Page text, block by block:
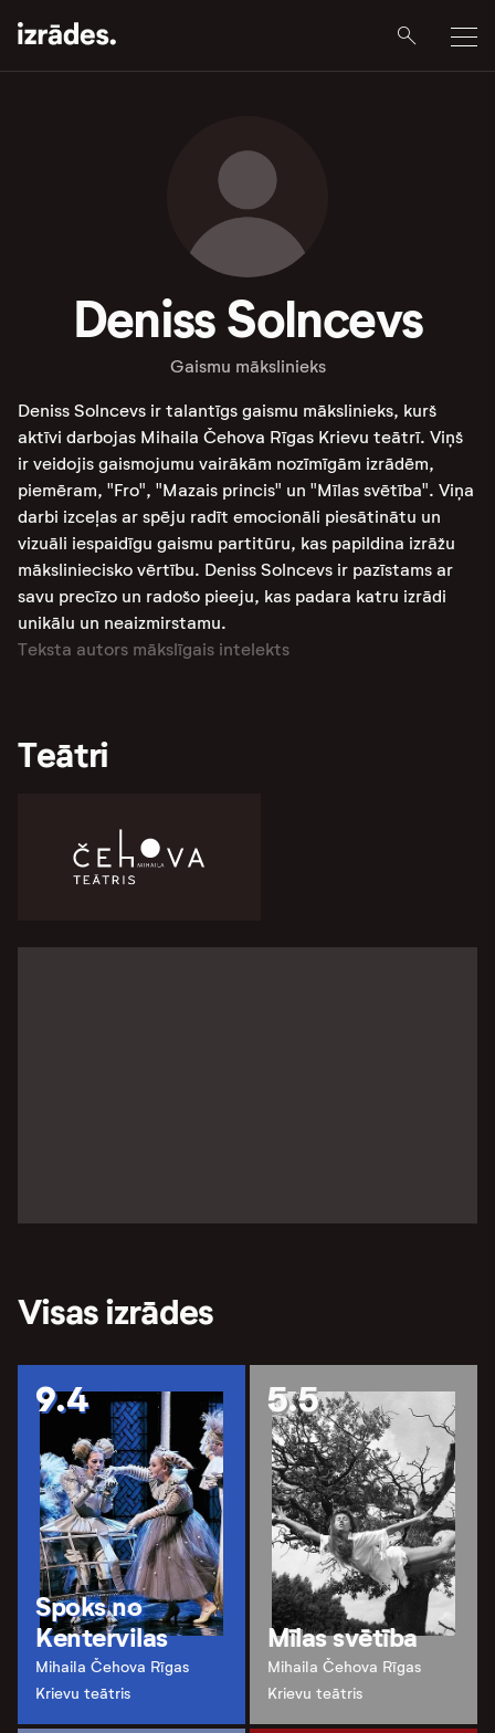
Deniss Solncevs
Gaismu mākslinieks
Deniss Solncevs ir talantīgs gaismu mākslinieks, kurš
aktīvi darbojas Mihaila Čehova Rīgas Krievu teātrī. Viņš
ir veidojis gaismojumu vairākām nozīmīgām izrādēm,
piemēram, "Fro", "Mazais princis" un "Mīlas svētība"​​. Viņa
darbi izceļas ar spēju radīt emocionāli piesātinātu un
vizuāli iespaidīgu gaismu partitūru, kas papildina izrāžu
māksliniecisko vērtību. Deniss Solncevs ir pazīstams ar
savu precīzo un radošo pieeju, kas padara katru izrādi
unikālu un neaizmirstamu​.
Teksta autors mākslīgais intelekts
Teātri
Visas izrādes
9.4
Spoks no
Kentervilas
Mihaila Čehova Rīgas
Krievu teātris
5.5
Mīlas svētība
Mihaila Čehova Rīgas
Krievu teātris